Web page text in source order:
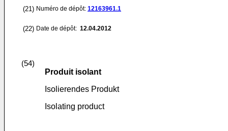
(21) Numéro de dépôt: 12163961.1
(22) Date de dépôt: 12.04.2012
(54)
Produit isolant
Isolierendes Produkt
Isolating product